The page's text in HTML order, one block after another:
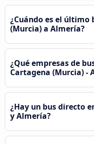
¿Cuándo es el último
(Murcia) a Almería?
¿Qué empresas de
Cartagena (Murcia) -
¿Hay un bus directo
y Almería?